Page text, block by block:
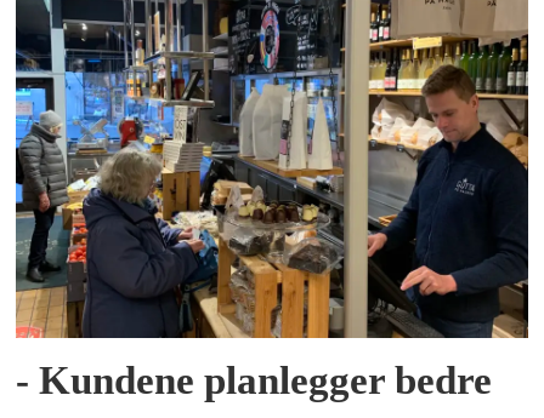
- Kundene planlegger bedre